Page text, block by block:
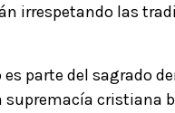
irrespetando las
es parte del sagrado
supremacía cristiana